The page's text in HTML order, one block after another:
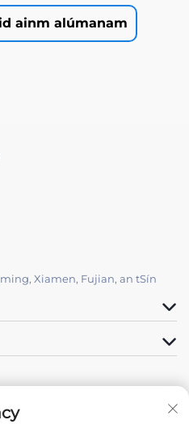
ainm alúmanam
Xiamen, Fujian, an tSín